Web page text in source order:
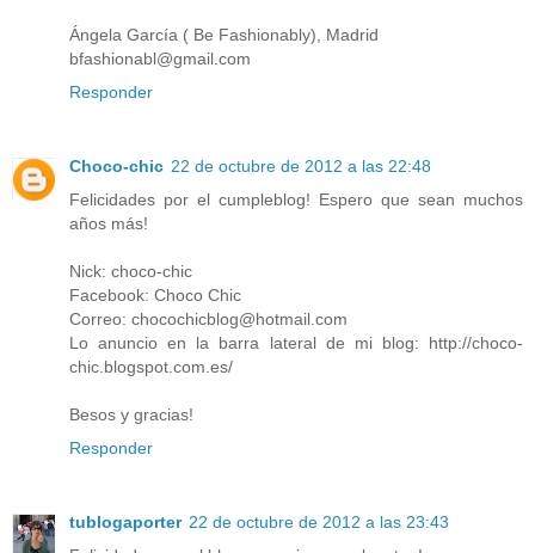
Ángela García ( Be Fashionably), Madrid
bfashionabl@gmail.com
Responder
Choco-chic 22 de octubre de 2012 a las 22:48
Felicidades por el cumpleblog! Espero que sean muchos
años más!
Nick: choco-chic
Facebook: Choco Chic
Correo: chocochicblog@hotmail.com
Lo anuncio en la barra lateral de mi blog: http://choco-
chic.blogspot.com.es/
Besos y gracias!
Responder
tublogaporter 22 de octubre de 2012 a las 23:43